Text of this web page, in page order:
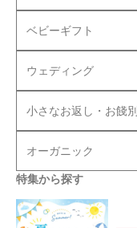
ベビーギフト
ウェディング
小さなお返し・お餞別
オーガニック
特集から探す